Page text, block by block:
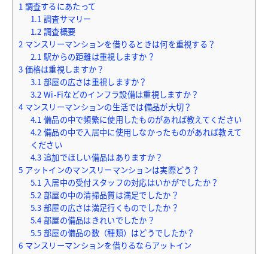
1 調査するにあたって
1.1 調査サマリー
1.2 調査概要
2 マンスリーマンションを借りるときは何を重視する？
2.1 駅からの距離は重視しますか？
3 価格は重視しますか？
3.1 部屋の広さは重視しますか？
3.2 Wi-Fiなどのインフラ設備は重視しますか？
4 マンスリーマンションの生活では備品が大切？
4.1 備品の中で頻繁に使用したものがあれば教えてください
4.2 備品の中で入居中に使用しなかったものがあれば教えて
ください
4.3 追加でほしい備品はありますか？
5 アットインのマンスリーマンションは実際どう？
5.1 入居中の受付スタッフの対応はいかがでしたか？
5.2 部屋の中の清掃品質は満足でしたか？
5.3 部屋の広さは満足行くものでしたか？
5.4 部屋の備品はきれいでしたか？
5.5 部屋の備品の数（種類）はどうでしたか？
6 マンスリーマンションを借りるならアットイン